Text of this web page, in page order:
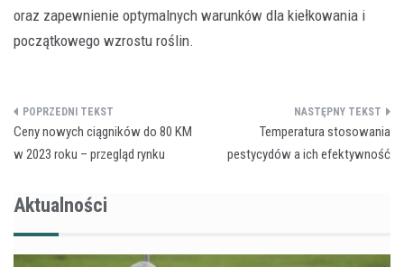
oraz zapewnienie optymalnych warunków dla kiełkowania i
początkowego wzrostu roślin.
Nawigacja
wpisu
Ceny nowych ciągników do 80 KM
w 2023 roku – przegląd rynku
Temperatura stosowania
pestycydów a ich efektywność
Aktualności